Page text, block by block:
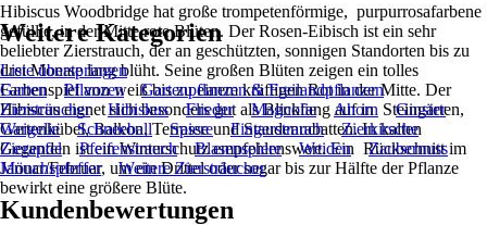
Hibiscus Woodbridge hat große trompetenförmige, purpurrosafarbene
gefüllte, in der Mitte rote Blüten. Der Rosen-Eibisch ist ein sehr
beliebter Zierstrauch, der an geschützten, sonnigen Standorten bis zu
drei Monate lang blüht. Seine großen Blüten zeigen ein tolles
Farbenspiel von weiß bis zu einem kräftigen Rot in der Mitte. Der
Hibiscus eignet sich besonders gut als Blickfang auf in Steingärten,
Gartenkübel, Balkon, Terrasse und Staudenrabatten. In kalten
Gegenden ist ein Winterschutz empfehlenswert. Ein Rückschnitt im
Januar/Februar, um ein Drittel oder sogar bis zur Hälfte der Pflanze
bewirkt eine größere Blüte.
Weitere Kategorien
Liste überspringen
Garten
Pflanzen
Gartenpflanzen & Freilandpflanzen
Ziersträucher
Hibiskus Flieder Magnolie Ahorn
Ginster
Weigelie
Schneeball Spiere Fingerstrauch
Zierkirsche
Zierapfel
Pfeifenstrauch Blasenspiere Weiden
Zaubernuss
Mönchspfeffer
Weitere Ziersträucher
Kundenbewertungen